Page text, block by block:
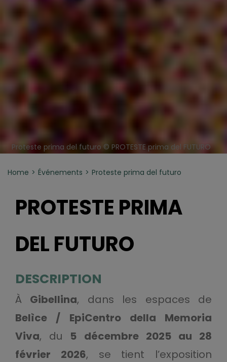
Proteste prima del futuro © PROTESTE prima del FUTURO
Home Événements Proteste prima del futuro
PROTESTE PRIMA
DEL FUTURO
DESCRIPTION
À Gibellina, dans les espaces de
Belìce / EpiCentro della Memoria
Viva, du 5 décembre 2025 au 28
février 2026, se tient l’exposition